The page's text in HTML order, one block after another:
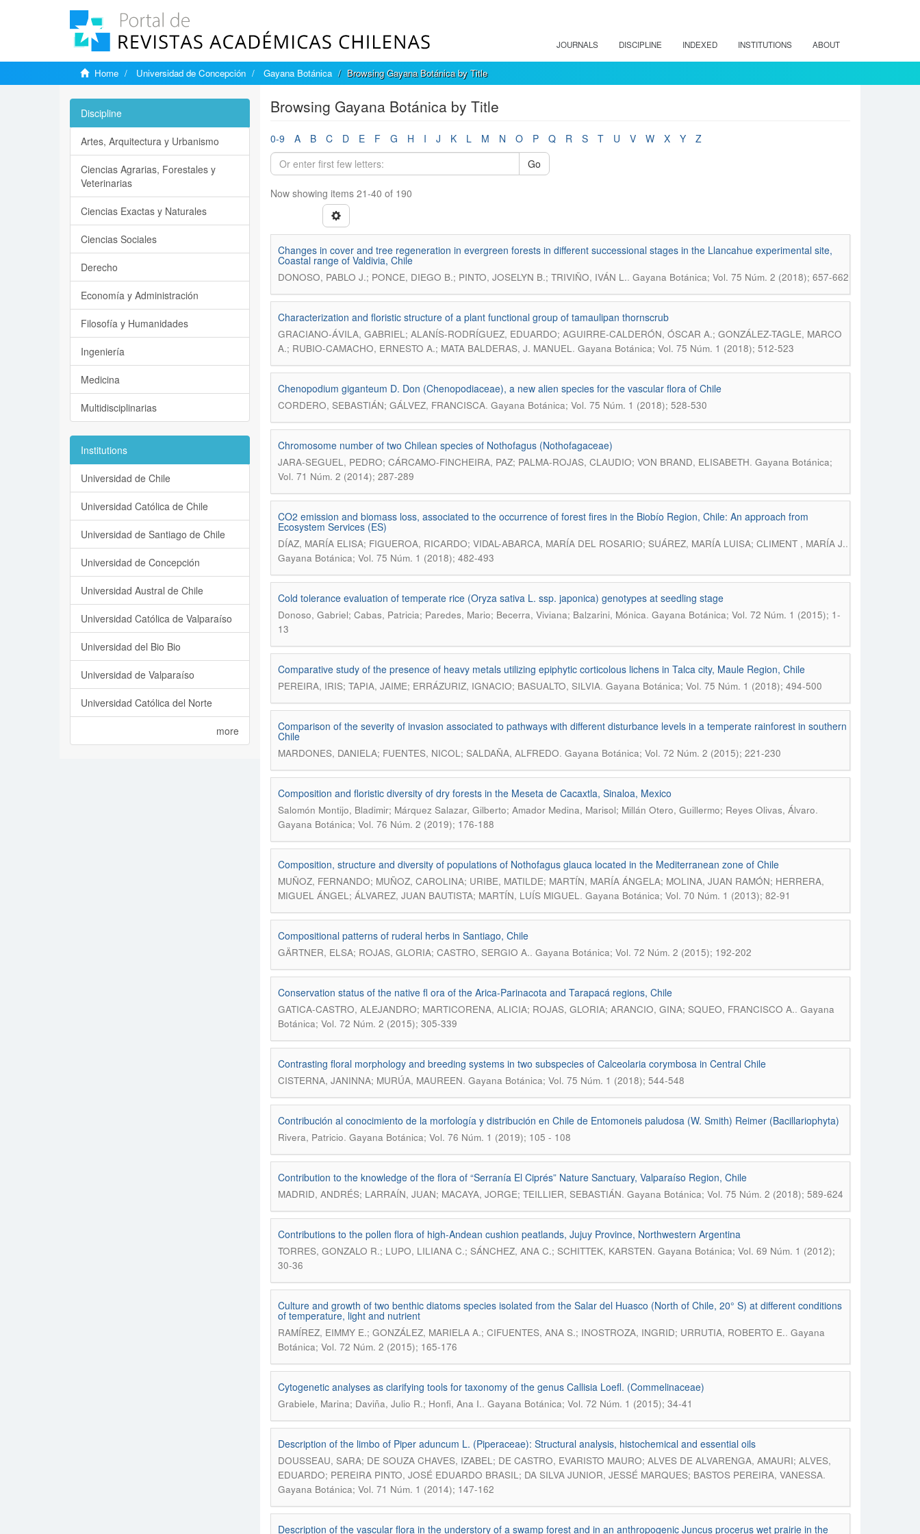
JOURNALS DISCIPLINE INDEXED INSTITUTIONS ABOUT
Home Universidad de Concepción Gayana Botánica Browsing Gayana Botánica by Title
Browsing Gayana Botánica by Title
0-9 A B C D E F G H I J K L M N O P Q R S T U V W X Y
Z
Go
Now showing items 21-40 of 190
Changes in cover and tree regeneration in evergreen forests in different successional stages in the Llancahue experimental site,
Coastal range of Valdivia, Chile
DONOSO, PABLO J.; PONCE, DIEGO B.; PINTO, JOSELYN B.; TRIVIÑO, IVÁN L.. Gayana Botánica; Vol. 75 Núm. 2 (2018); 657-662
Characterization and floristic structure of a plant functional group of tamaulipan thornscrub
GRACIANO-ÁVILA, GABRIEL; ALANÍS-RODRÍGUEZ, EDUARDO; AGUIRRE-CALDERÓN, ÓSCAR A.; GONZÁLEZ-TAGLE, MARCO
A.; RUBIO-CAMACHO, ERNESTO A.; MATA BALDERAS, J. MANUEL. Gayana Botánica; Vol. 75 Núm. 1 (2018); 512-523
Chenopodium giganteum D. Don (Chenopodiaceae), a new alien species for the vascular flora of Chile
CORDERO, SEBASTIÁN; GÁLVEZ, FRANCISCA. Gayana Botánica; Vol. 75 Núm. 1 (2018); 528-530
Chromosome number of two Chilean species of Nothofagus (Nothofagaceae)
JARA-SEGUEL, PEDRO; CÁRCAMO-FINCHEIRA, PAZ; PALMA-ROJAS, CLAUDIO; VON BRAND, ELISABETH. Gayana Botánica;
Vol. 71 Núm. 2 (2014); 287-289
CO2 emission and biomass loss, associated to the occurrence of forest fires in the Biobío Region, Chile: An approach from
Ecosystem Services (ES)
DÍAZ, MARÍA ELISA; FIGUEROA, RICARDO; VIDAL-ABARCA, MARÍA DEL ROSARIO; SUÁREZ, MARÍA LUISA; CLIMENT , MARÍA J..
Gayana Botánica; Vol. 75 Núm. 1 (2018); 482-493
Cold tolerance evaluation of temperate rice (Oryza sativa L. ssp. japonica) genotypes at seedling stage
Donoso, Gabriel; Cabas, Patricia; Paredes, Mario; Becerra, Viviana; Balzarini, Mónica. Gayana Botánica; Vol. 72 Núm. 1 (2015); 1-
13
Comparative study of the presence of heavy metals utilizing epiphytic corticolous lichens in Talca city, Maule Region, Chile
PEREIRA, IRIS; TAPIA, JAIME; ERRÁZURIZ, IGNACIO; BASUALTO, SILVIA. Gayana Botánica; Vol. 75 Núm. 1 (2018); 494-500
Comparison of the severity of invasion associated to pathways with different disturbance levels in a temperate rainforest in southern
Chile
MARDONES, DANIELA; FUENTES, NICOL; SALDAÑA, ALFREDO. Gayana Botánica; Vol. 72 Núm. 2 (2015); 221-230
Composition and floristic diversity of dry forests in the Meseta de Cacaxtla, Sinaloa, Mexico
Salomón Montijo, Bladimir; Márquez Salazar, Gilberto; Amador Medina, Marisol; Millán Otero, Guillermo; Reyes Olivas, Álvaro.
Gayana Botánica; Vol. 76 Núm. 2 (2019); 176-188
Composition, structure and diversity of populations of Nothofagus glauca located in the Mediterranean zone of Chile
MUÑOZ, FERNANDO; MUÑOZ, CAROLINA; URIBE, MATILDE; MARTÍN, MARÍA ÁNGELA; MOLINA, JUAN RAMÓN; HERRERA,
MIGUEL ÁNGEL; ÁLVAREZ, JUAN BAUTISTA; MARTÍN, LUÍS MIGUEL. Gayana Botánica; Vol. 70 Núm. 1 (2013); 82-91
Compositional patterns of ruderal herbs in Santiago, Chile
GÄRTNER, ELSA; ROJAS, GLORIA; CASTRO, SERGIO A.. Gayana Botánica; Vol. 72 Núm. 2 (2015); 192-202
Conservation status of the native fl ora of the Arica-Parinacota and Tarapacá regions, Chile
GATICA-CASTRO, ALEJANDRO; MARTICORENA, ALICIA; ROJAS, GLORIA; ARANCIO, GINA; SQUEO, FRANCISCO A.. Gayana
Botánica; Vol. 72 Núm. 2 (2015); 305-339
Contrasting floral morphology and breeding systems in two subspecies of Calceolaria corymbosa in Central Chile
CISTERNA, JANINNA; MURÚA, MAUREEN. Gayana Botánica; Vol. 75 Núm. 1 (2018); 544-548
Contribución al conocimiento de la morfología y distribución en Chile de Entomoneis paludosa (W. Smith) Reimer (Bacillariophyta)
Rivera, Patricio. Gayana Botánica; Vol. 76 Núm. 1 (2019); 105 - 108
Contribution to the knowledge of the flora of “Serranía El Ciprés” Nature Sanctuary, Valparaíso Region, Chile
MADRID, ANDRÉS; LARRAÍN, JUAN; MACAYA, JORGE; TEILLIER, SEBASTIÁN. Gayana Botánica; Vol. 75 Núm. 2 (2018); 589-624
Contributions to the pollen flora of high-Andean cushion peatlands, Jujuy Province, Northwestern Argentina
TORRES, GONZALO R.; LUPO, LILIANA C.; SÁNCHEZ, ANA C.; SCHITTEK, KARSTEN. Gayana Botánica; Vol. 69 Núm. 1 (2012);
30-36
Culture and growth of two benthic diatoms species isolated from the Salar del Huasco (North of Chile, 20° S) at different conditions
of temperature, light and nutrient
RAMÍREZ, EIMMY E.; GONZÁLEZ, MARIELA A.; CIFUENTES, ANA S.; INOSTROZA, INGRID; URRUTIA, ROBERTO E.. Gayana
Botánica; Vol. 72 Núm. 2 (2015); 165-176
Cytogenetic analyses as clarifying tools for taxonomy of the genus Callisia Loefl. (Commelinaceae)
Grabiele, Marina; Daviña, Julio R.; Honfi, Ana I.. Gayana Botánica; Vol. 72 Núm. 1 (2015); 34-41
Description of the limbo of Piper aduncum L. (Piperaceae): Structural analysis, histochemical and essential oils
DOUSSEAU, SARA; DE SOUZA CHAVES, IZABEL; DE CASTRO, EVARISTO MAURO; ALVES DE ALVARENGA, AMAURI; ALVES,
EDUARDO; PEREIRA PINTO, JOSÉ EDUARDO BRASIL; DA SILVA JUNIOR, JESSÉ MARQUES; BASTOS PEREIRA, VANESSA.
Gayana Botánica; Vol. 71 Núm. 1 (2014); 147-162
Description of the vascular flora in the understory of a swamp forest and in an anthropogenic Juncus procerus wet prairie in the
Discipline
Artes, Arquitectura y Urbanismo
Ciencias Agrarias, Forestales y
Veterinarias
Ciencias Exactas y Naturales
Ciencias Sociales
Derecho
Economía y Administración
Filosofía y Humanidades
Ingeniería
Medicina
Multidisciplinarias
Institutions
Universidad de Chile
Universidad Católica de Chile
Universidad de Santiago de Chile
Universidad de Concepción
Universidad Austral de Chile
Universidad Católica de Valparaíso
Universidad del Bio Bio
Universidad de Valparaíso
Universidad Católica del Norte
more